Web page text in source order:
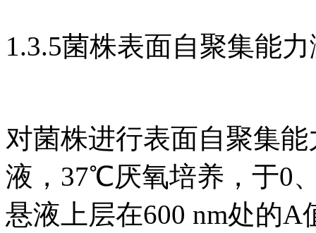
1.3.5菌株表面自聚集能
对菌株进行表面自聚集
液，37℃厌氧培养，于0
悬液上层在600 nm处的